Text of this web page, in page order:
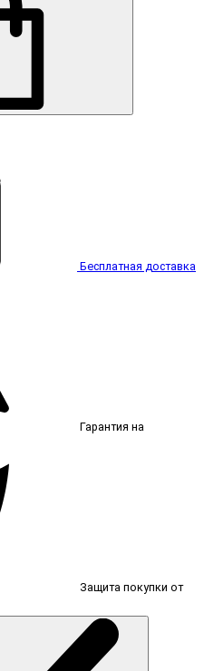
Бесплатная доставка
Гарантия на
Защита покупки от